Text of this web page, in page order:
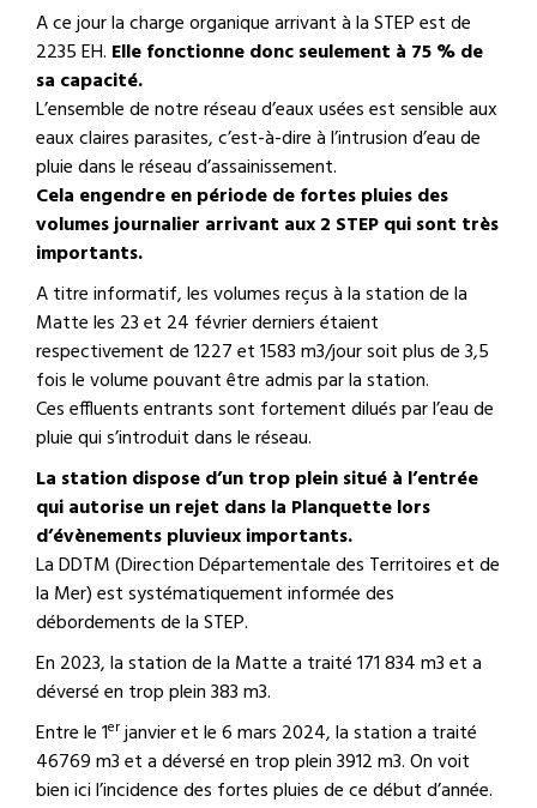
A ce jour la charge organique arrivant à la STEP est de
2235 EH. Elle fonctionne donc seulement à 75 % de
sa capacité.
L’ensemble de notre réseau d’eaux usées est sensible aux
eaux claires parasites, c’est-à-dire à l’intrusion d’eau de
pluie dans le réseau d’assainissement.
Cela engendre en période de fortes pluies des
volumes journalier arrivant aux 2 STEP qui sont très
importants.
A titre informatif, les volumes reçus à la station de la
Matte les 23 et 24 février derniers étaient
respectivement de 1227 et 1583 m3/jour soit plus de 3,5
fois le volume pouvant être admis par la station.
Ces effluents entrants sont fortement dilués par l’eau de
pluie qui s’introduit dans le réseau.
La station dispose d’un trop plein situé à l’entrée
qui autorise un rejet dans la Planquette lors
d’évènements pluvieux importants.
La DDTM (Direction Départementale des Territoires et de
la Mer) est systématiquement informée des
débordements de la STEP.
En 2023, la station de la Matte a traité 171 834 m3 et a
déversé en trop plein 383 m3.
Entre le 1erjanvier et le 6 mars 2024, la station a traité
46769 m3 et a déversé en trop plein 3912 m3. On voit
bien ici l’incidence des fortes pluies de ce début d’année.